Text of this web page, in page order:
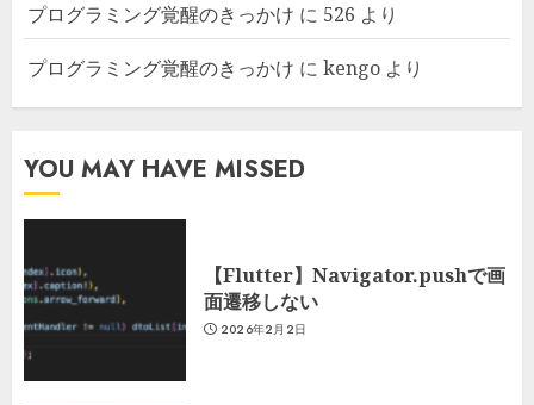
プログラミング覚醒のきっかけ に 526 より
プログラミング覚醒のきっかけ に kengo より
YOU MAY HAVE MISSED
【Flutter】Navigator.pushで画
面遷移しない
2026年2月2日